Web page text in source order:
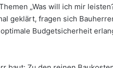
„Was will ich mir
geklärt, fragen sich
Budgetsicherheit